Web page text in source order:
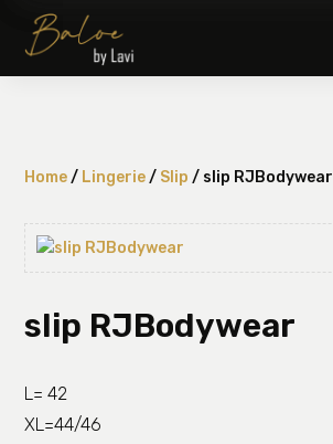
Home/ Lingerie/ Slip / slip RJBodywear
slip RJBodywear
L= 42
XL=44/46